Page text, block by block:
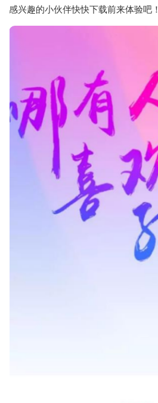
感兴趣的小伙伴快快下载前来体验吧！